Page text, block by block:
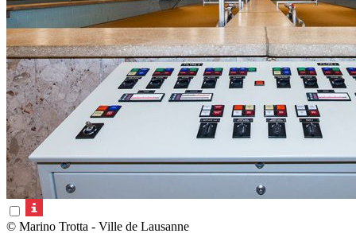
© Marino Trotta - Ville de Lausanne